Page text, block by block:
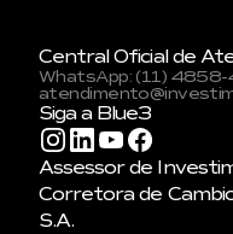
Central Oficial de
WhatsApp: (11)
Siga a Blue3
Assessor de
Corretora de
S.A.